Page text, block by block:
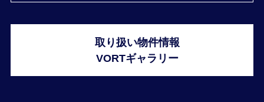
取り扱い物件情報
VORTギャラリー